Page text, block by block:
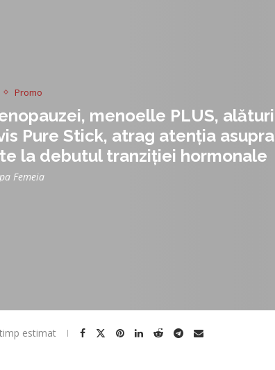
Promo
menoelle PLUS, alături
Pure Stick, atrag atenția asupra
la debutul tranziției hormonale
Femeia
estimat